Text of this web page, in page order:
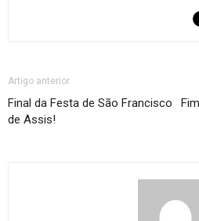
Artigo anterior
Final da Festa de São Francisco
de Assis!